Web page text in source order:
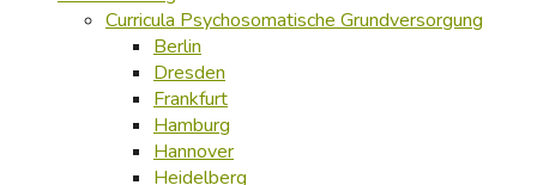
Curricula Psychosomatische Grundversorgung
Berlin
Dresden
Frankfurt
Hamburg
Hannover
Heidelberg